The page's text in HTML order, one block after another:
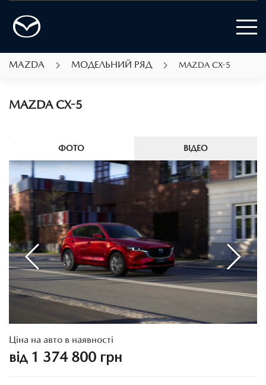
MAZDA МОДЕЛЬНИЙ РЯД MAZDA CX-5
MAZDA CX-5
ФОТО ВІДЕО
Ціна на авто в наявності
від 1 374 800 грн